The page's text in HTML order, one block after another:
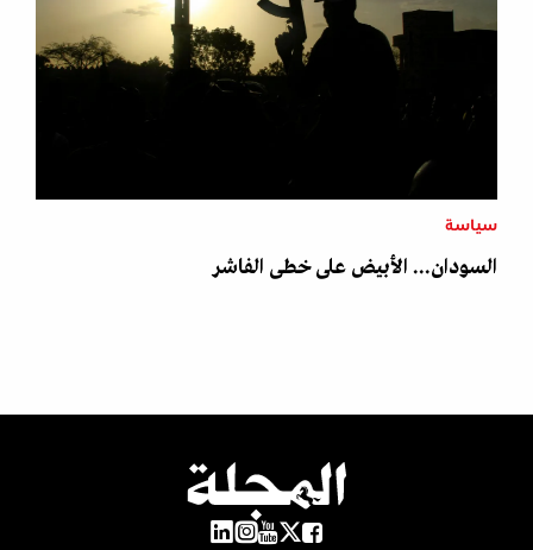
سياسة
السودان... الأبيض على خطى الفاشر